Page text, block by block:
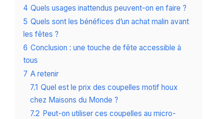
4 Quels usages inattendus peuvent-on en faire ?
5 Quels sont les bénéfices d’un achat malin avant
les fêtes ?
6 Conclusion : une touche de fête accessible à
tous
7 A retenir
7.1 Quel est le prix des coupelles motif houx
chez Maisons du Monde ?
7.2 Peut-on utiliser ces coupelles au micro-